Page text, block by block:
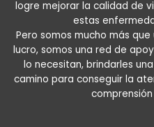
logre mejorar la calidad de
estas
Pero somos mucho más
lucro, somos una red de
lo necesitan, brindarles
camino para conseguir la